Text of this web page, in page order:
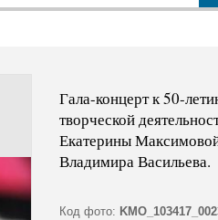
Гала-концерт к 50-
творческой
Екатерины
Владимира Васильева.
Код фото: